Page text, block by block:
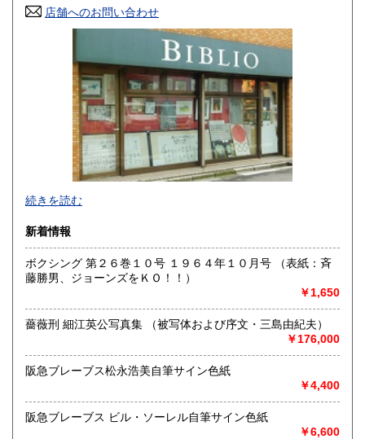
香川県 185円
185円 福岡県
185円 長崎県
185円 大分県
185円 鹿児島県
店舗へのお問い合わせ
色紙・掛軸・書簡・原稿・芸能人のサインなどの肉筆類、野
球をはじめスポーツ関連書籍やユニホーム・バット・グロー
沿線名：都営新宿線・三田線、東京メトロ半蔵門線
最寄駅：神保町駅A7出口徒歩3分・JRお茶の水駅徒歩8分
営業時間：11:00〜18:00
書籍の買取について
色紙・掛軸・書簡・原稿・芸能人のサインなどの肉筆類、野
球をはじめスポーツ関連の書籍やユニホーム・バット・グロ
ーブなどの実使用品・記念品を専門的に扱っています。
取り扱い分野
続きを読む
新着情報
ボクシング 第２６巻１０号 １９６４年１０月号 （表紙：斉
藤勝男、ジョーンズをＫＯ！！）
￥1,650
薔薇刑 細江英公写真集 （被写体および序文・三島由紀夫）
￥176,000
阪急ブレーブス松永浩美自筆サイン色紙
￥4,400
阪急ブレーブス ビル・ソーレル自筆サイン色紙
￥6,600